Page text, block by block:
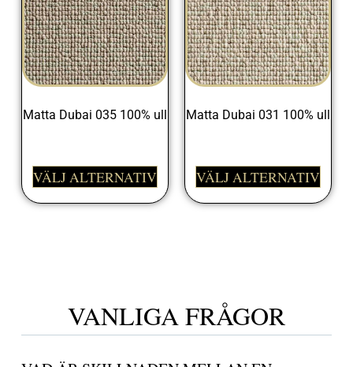
Matta Dubai 035 100% ull
VÄLJ ALTERNATIV
Matta Dubai 031 100% ull
VÄLJ ALTERNATIV
VANLIGA FRÅGOR